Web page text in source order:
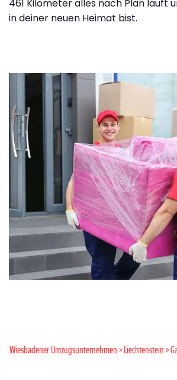
461 Kilometer alles nach Plan läuft
in deiner neuen Heimat bist.
Wiesbadener Umzugsunternehmen»Liechtenstein»